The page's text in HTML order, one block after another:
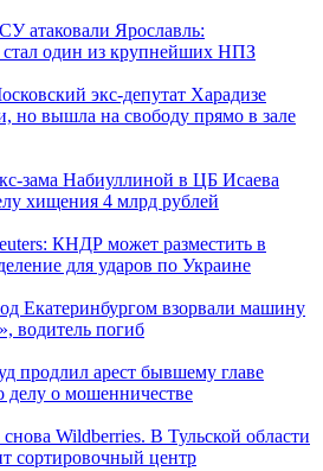
атаковали Ярославль:
стал один из крупнейших НПЗ
экс-депутат Харадизе
но вышла на свободу прямо в зале
зама Набиуллиной в ЦБ Исаева
хищения 4 млрд рублей
КНДР может разместить в
для ударов по Украине
Екатеринбургом взорвали машину
водитель погиб
продлил арест бывшему главе
делу о мошенничестве
Wildberries. В Тульской области
сортировочный центр